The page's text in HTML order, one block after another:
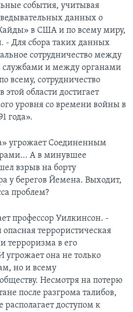
события, учитывая
данных о
в США и по всему миру,
- Для сбора таких данных
сотрудничество между
службами и между органами
всему, сотрудничество
области достигает
уровня со времени войны в
года».
угрожает Соединенным
А в минувшее
взрыв на борту
у берегов Йемена. Выходит,
проблем?
профессор Уилкинсон. -
террористическая
терроризма в его
она не только
но и всему
Несмотря на потерю
после разгрома талибов,
доступом к